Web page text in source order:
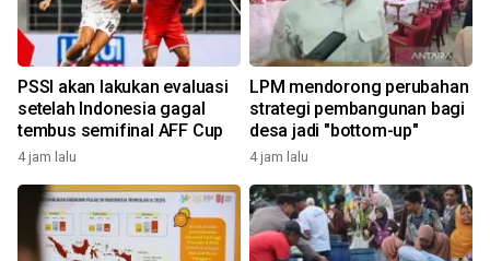
PSSI akan lakukan evaluasi
setelah Indonesia gagal
tembus semifinal AFF Cup
4 jam lalu
LPM mendorong perubahan
strategi pembangunan bagi
desa jadi "bottom-up"
4 jam lalu